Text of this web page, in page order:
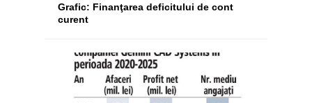
Grafic: Finanţarea deficitului de cont
curent